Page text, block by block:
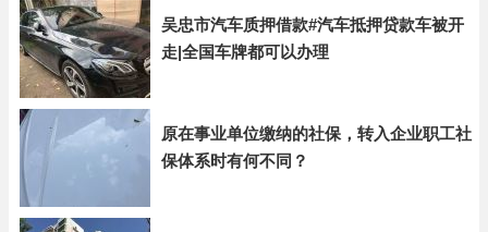
吴忠市汽车质押借款#汽车抵押贷款车被开
走|全国车牌都可以办理
原在事业单位缴纳的社保，转入企业职工社
保体系时有何不同？